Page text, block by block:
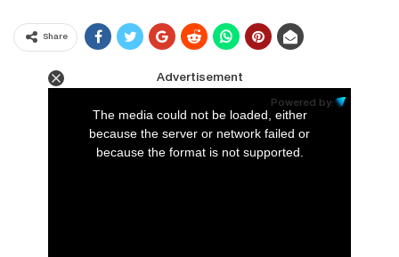
Share
Advertisement
Powered by:
The media could not be loaded, either
because the server or network failed or
because the format is not supported.